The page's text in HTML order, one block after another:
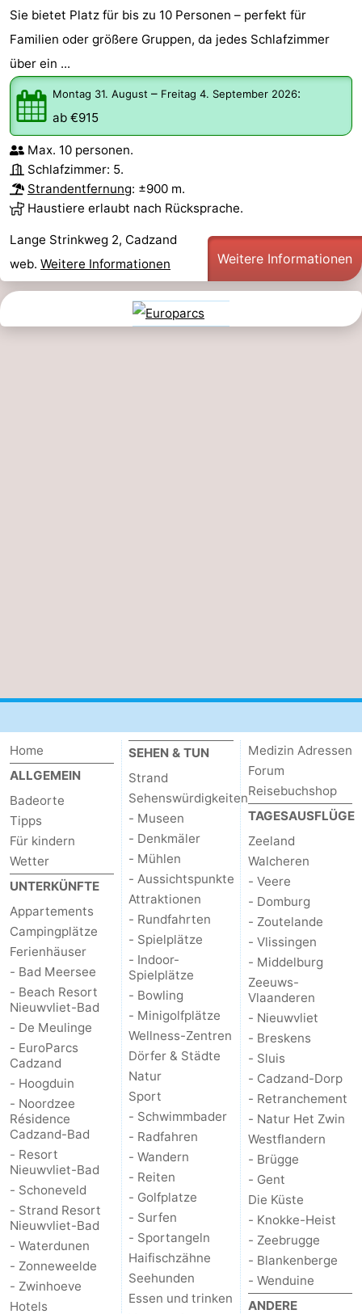
Sie bietet Platz für bis zu 10 Personen – perfekt für
Familien oder größere Gruppen, da jedes Schlafzimmer
über ein ...
Montag 31. August – Freitag 4. September 2026:
ab €915
Max. 10 personen.
Schlafzimmer: 5.
Strandentfernung: ±900 m.
Haustiere erlaubt nach Rücksprache.
Lange Strinkweg 2, Cadzand
web. Weitere Informationen Weitere Informationen
Home
ALLGEMEIN
Badeorte
Tipps
Für kindern
Wetter
UNTERKÜNFTE
Appartements
Campingplätze
Ferienhäuser
- Bad Meersee
- Beach Resort
Nieuwvliet-Bad
- De Meulinge
- EuroParcs
Cadzand
- Hoogduin
- Noordzee
Résidence
Cadzand-Bad
- Resort
Nieuwvliet-Bad
- Schoneveld
- Strand Resort
Nieuwvliet-Bad
- Waterdunen
- Zonneweelde
- Zwinhoeve
Hotels
SEHEN & TUN
Strand
Sehenswürdigkeiten
- Museen
- Denkmäler
- Mühlen
- Aussichtspunkte
Attraktionen
- Rundfahrten
- Spielplätze
- Indoor-
Spielplätze
- Bowling
- Minigolfplätze
Wellness-Zentren
Dörfer & Städte
Natur
Sport
- Schwimmbader
- Radfahren
- Wandern
- Reiten
- Golfplatze
- Surfen
- Sportangeln
Haifischzähne
Seehunden
Essen und trinken
Medizin Adressen
Forum
Reisebuchshop
TAGESAUSFLÜGE
Zeeland
Walcheren
- Veere
- Domburg
- Zoutelande
- Vlissingen
- Middelburg
Zeeuws-
Vlaanderen
- Nieuwvliet
- Breskens
- Sluis
- Cadzand-Dorp
- Retranchement
- Natur Het Zwin
Westflandern
- Brügge
- Gent
Die Küste
- Knokke-Heist
- Zeebrugge
- Blankenberge
- Wenduine
ANDERE